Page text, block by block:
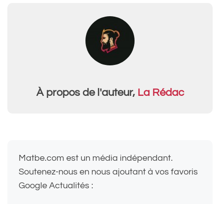
À propos de l'auteur, La Rédac
Matbe.com est un média indépendant.
Soutenez-nous en nous ajoutant à vos favoris
Google Actualités :